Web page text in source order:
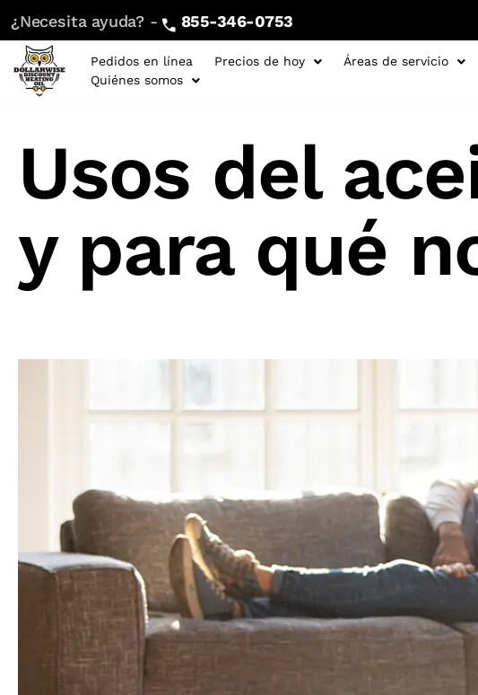
¿Necesita ayuda? - 855-346-0753
Pedidos en línea Precios de hoy Áreas de servicio
Quiénes somos
Usos del
y para qué